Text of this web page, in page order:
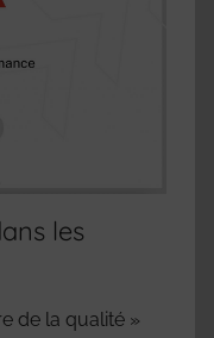
les
de la qualité »